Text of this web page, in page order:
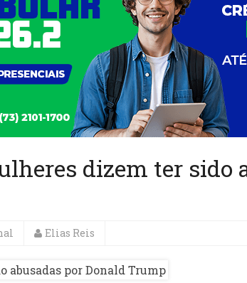
dizem ter sido
Elias Reis